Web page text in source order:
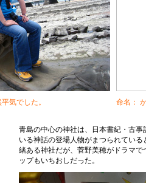
気でした。 命名：
青島の中心の神社は、日本書紀・古事
いる神話の登場人物がまつられている
緒ある神社だが、菅野美穂がドラマで
ップもいちおしだった。